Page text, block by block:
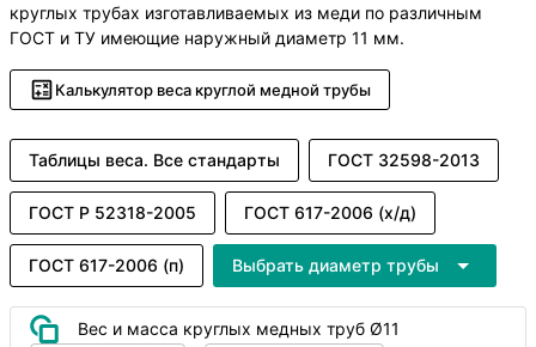
круглых трубах изготавливаемых из меди по различным
ГОСТ и ТУ имеющие наружный диаметр 11 мм.
Калькулятор веса круглой медной трубы
Таблицы веса. Все стандарты ГОСТ 32598-2013
ГОСТ Р 52318-2005 ГОСТ 617-2006 (х/д)
ГОСТ 617-2006 (п) Выбрать диаметр трубы
Вес и масса круглых медных труб Ø11